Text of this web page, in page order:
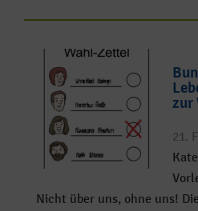
zur
21.
Nicht über uns, ohne uns!